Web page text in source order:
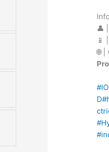
👤
📱 |
🌐
D